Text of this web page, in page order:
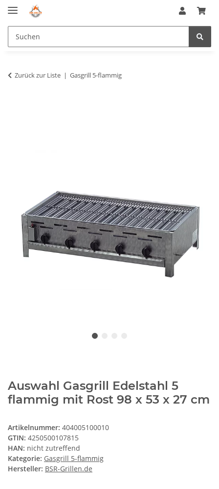
Zurück zur Liste Gasgrill 5-flammig
Auswahl Gasgrill Edelstahl 5
flammig mit Rost 98 x 53 x 27 cm
Artikelnummer: 404005100010
GTIN: 4250500107815
HAN: nicht zutreffend
Kategorie: Gasgrill 5-flammig
Hersteller: BSR-Grillen.de